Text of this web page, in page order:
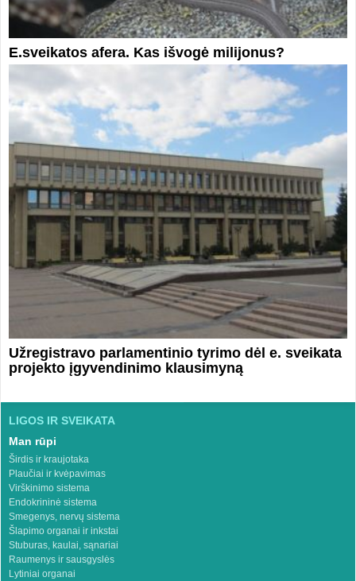
E.sveikatos afera. Kas išvogė milijonus?
Užregistravo parlamentinio tyrimo dėl e. sveikata
projekto įgyvendinimo klausimyną
LIGOS IR SVEIKATA
Man rūpi
Širdis ir kraujotaka
Plaučiai ir kvėpavimas
Virškinimo sistema
Endokrininė sistema
Smegenys, nervų sistema
Šlapimo organai ir inkstai
Stuburas, kaulai, sąnariai
Raumenys ir sausgyslės
Lytiniai organai